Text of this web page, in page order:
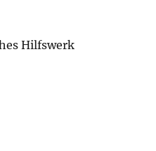
Hilfswerk